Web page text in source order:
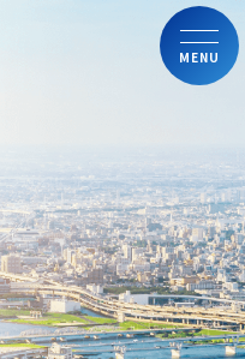
MENU